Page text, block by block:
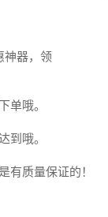
神器，领
哦。
哦。
质量保证的！